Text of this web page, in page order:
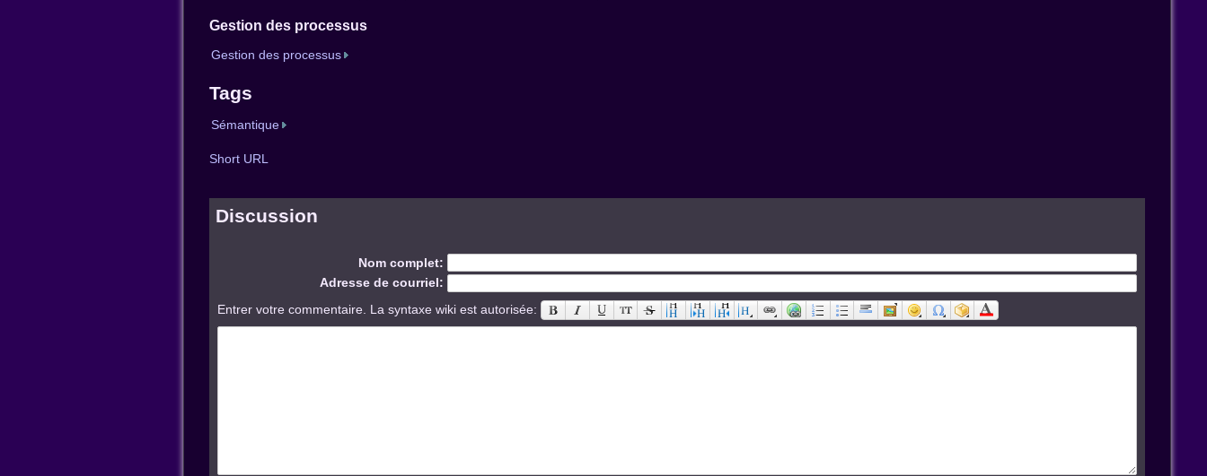
Gestion des processus
Gestion des processus
Tags
Sémantique
Short URL
Discussion
Nom complet:
Adresse de courriel:
Entrer votre commentaire. La syntaxe wiki est autorisée: